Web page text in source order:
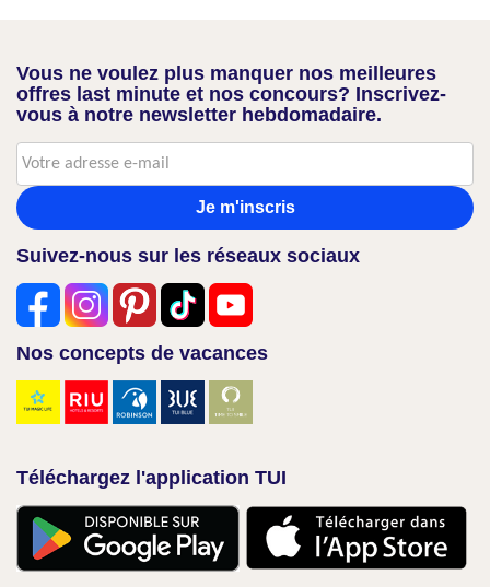
Vous ne voulez plus manquer nos meilleures
offres last minute et nos concours? Inscrivez-
vous à notre newsletter hebdomadaire.
Je m'inscris
Suivez-nous sur les réseaux sociaux
Nos concepts de vacances
Téléchargez l'application TUI